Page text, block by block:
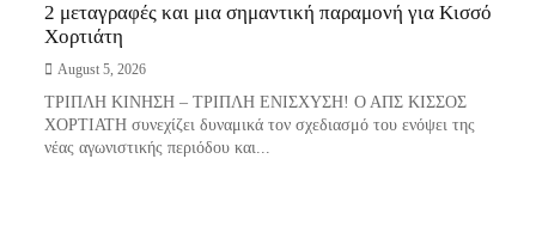
2 μεταγραφές και μια σημαντική παραμονή για Κισσό
Χορτιάτη
August 5, 2026
ΤΡΙΠΛΗ ΚΙΝΗΣΗ – ΤΡΙΠΛΗ ΕΝΙΣΧΥΣΗ! Ο ΑΠΣ ΚΙΣΣΟΣ
ΧΟΡΤΙΑΤΗ συνεχίζει δυναμικά τον σχεδιασμό του ενόψει της
νέας αγωνιστικής περιόδου και...